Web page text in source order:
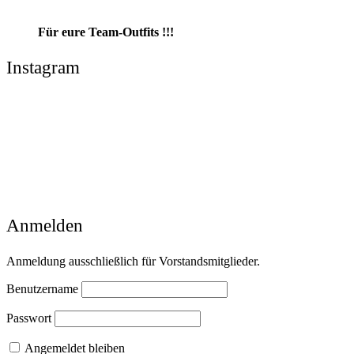
Für eure Team-Outfits !!!
Instagram
Anmelden
Anmeldung ausschließlich für Vorstandsmitglieder.
Benutzername
Passwort
Angemeldet bleiben